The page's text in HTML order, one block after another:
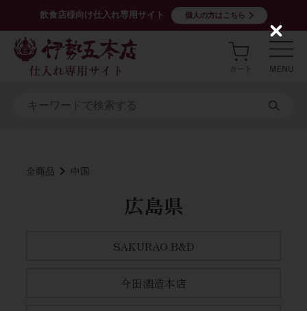
飲食店様向け仕入れ専用サイト 個人の方はこちら
全商品 中国
広島県
SAKURAO B&D
今田酒造本店
C
l
s